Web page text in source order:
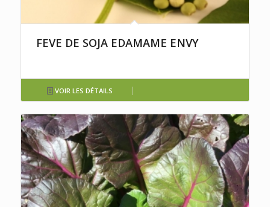
FEVE DE SOJA EDAMAME ENVY
VOIR LES DÉTAILS